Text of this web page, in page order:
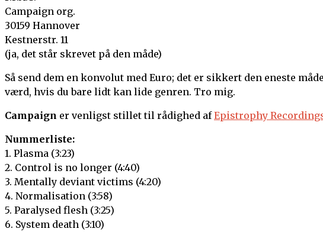
Campaign org.
30159 Hannover
Kestnerstr. 11
(ja, det står skrevet på den måde)
Så send dem en konvolut med Euro; det er sikkert den eneste
værd, hvis du bare lidt kan lide genren. Tro mig.
Campaign er venligst stillet til rådighed afEpistrophy
Nummerliste:
1. Plasma (3:23)
2. Control is no longer (4:40)
3. Mentally deviant victims (4:20)
4. Normalisation (3:58)
5. Paralysed flesh (3:25)
6. System death (3:10)